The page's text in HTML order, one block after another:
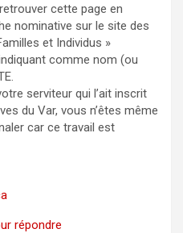
cette page en
nominative sur le site des
et Individus »
comme nom (ou
serviteur qui l’ait inscrit
du Var, vous n’êtes même
car ce travail est
répondre